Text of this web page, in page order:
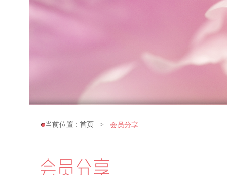
当前位置 : 首页 > 会员分享